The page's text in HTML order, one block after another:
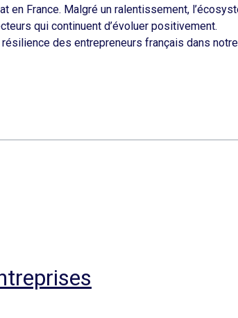
en France. Malgré un ralentissement,
qui continuent d’évoluer positivement.
des entrepreneurs français dans